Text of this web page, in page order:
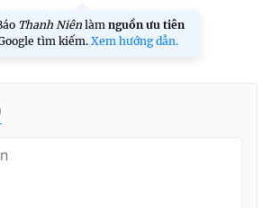
Thanh Niên làm nguồn ưu tiên
tìm kiếm. Xem hướng dẫn.